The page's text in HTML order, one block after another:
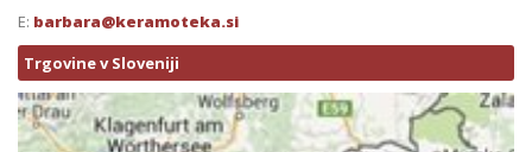
E: barbara@keramoteka.si
Trgovine v Sloveniji